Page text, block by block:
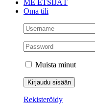
ME ETSIJÄT
Oma tili
Muista minut
Rekisteröidy